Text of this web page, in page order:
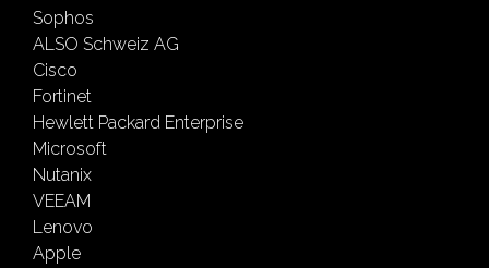
Sophos
ALSO Schweiz AG
Cisco
Fortinet
Hewlett Packard Enterprise
Microsoft
Nutanix
VEEAM
Lenovo
Apple